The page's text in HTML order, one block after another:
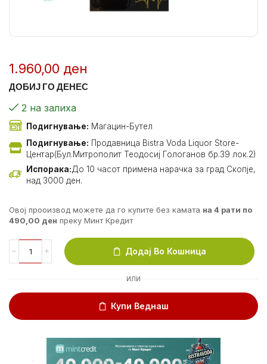
1.960,00 ден
ДОБИЈ ГО ДЕНЕС
2 на залиха
Подигнување: Магацин-Бутел
Подигнување: Продавница Bistra Voda Liquor Store-
Центар(Бул.Митрополит Теодосиј Гологанов бр.39 лок.2)
Испорака:До 10 часот примена нарачка за град Скопје,
над 3000 ден.
Овој прооизвод можете да го купите без камата на 4 рати по
490,00 ден преку Минт Кредит
Додај Во Кошница
ИЛИ
Купи Веднаш
.